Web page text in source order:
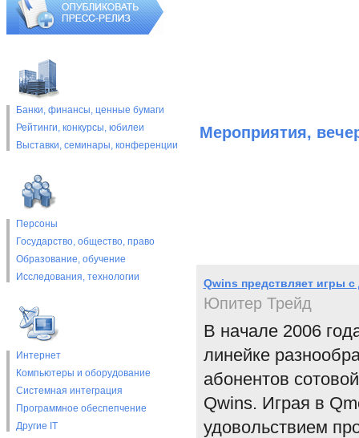
Банки, финансы, ценные бумаги
Рейтинги, конкурсы, юбилеи
Выставки, cеминары, конференции
Персоны
Государство, общество, право
Образование, обучение
Исследования, технологии
Интернет
Компьютеры и оборудование
Системная интеграция
Программное обеспепчение
Другие IT
Мероприятия,
Qwins предствляет игры
Юпитер Трейд
В начале 2006
линейке
абонентов
Qwins. Играя в
удовольствием